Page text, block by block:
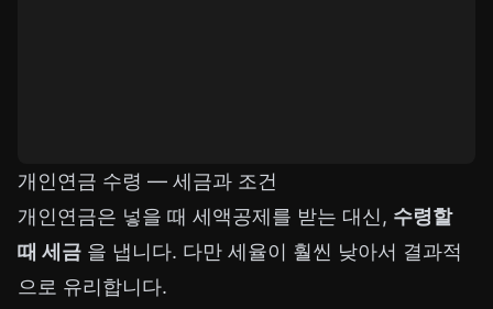
개인연금 수령 — 세금과 조건
개인연금은 넣을 때 세액공제를 받는 대신, 수령할
때 세금 을 냅니다. 다만 세율이 훨씬 낮아서 결과적
으로 유리합니다.